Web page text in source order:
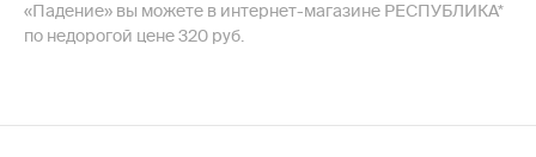
«Падение» вы можете в интернет-магазине РЕСПУБЛИКА*
по недорогой цене 320 руб.